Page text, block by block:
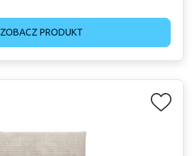
ZOBACZ PRODUKT